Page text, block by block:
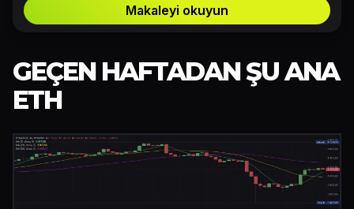
Makaleyi okuyun
GEÇEN HAFTADAN ŞU ANA
ETH